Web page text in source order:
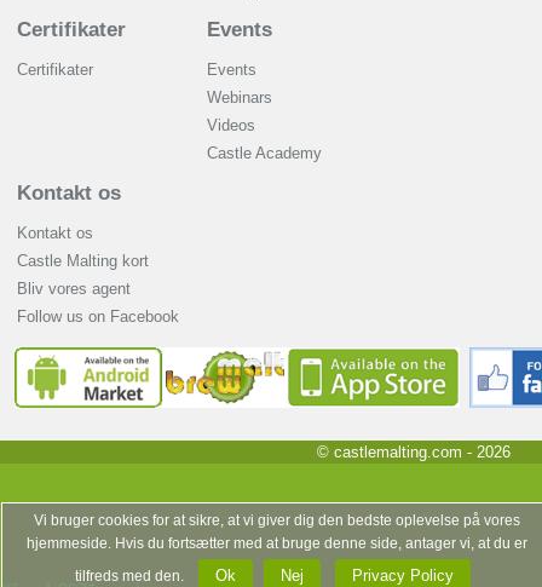
Certifikater
Certifikater
Events
Events
Webinars
Videos
Castle Academy
Kontakt os
Kontakt os
Castle Malting kort
Bliv vores agent
Follow us on Facebook
© castlemalting.com - 2026
Vi bruger cookies for at sikre, at vi giver dig den bedste oplevelse på vores
hjemmeside. Hvis du fortsætter med at bruge denne side, antager vi, at du er
tilfreds med den.
Ok Nej Privacy Policy